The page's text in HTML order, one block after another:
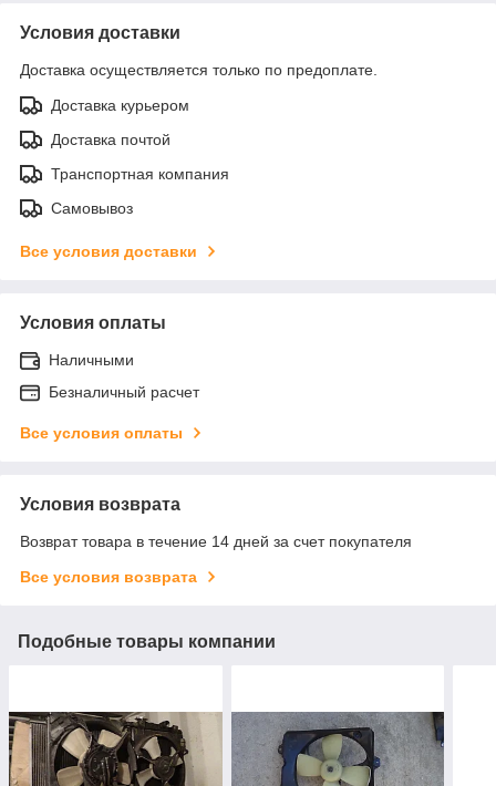
Условия доставки
Доставка осуществляется только по предоплате.
Доставка курьером
Доставка почтой
Транспортная компания
Самовывоз
Все условия доставки
Условия оплаты
Наличными
Безналичный расчет
Все условия оплаты
Условия возврата
Возврат товара в течение 14 дней за счет покупателя
Все условия возврата
Подобные товары компании